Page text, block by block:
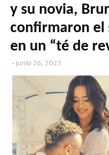
y su novia,
confirmaron el
en un “té de
junio 26, 2023